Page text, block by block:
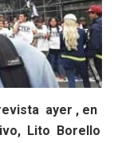
ayer , en
Lito Borello